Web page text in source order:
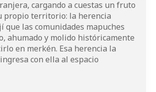
cargando a cuestas un fruto
propio territorio: la herencia
que las comunidades mapuches
ahumado y molido históricamente
en merkén. Esa herencia la
con ella al espacio